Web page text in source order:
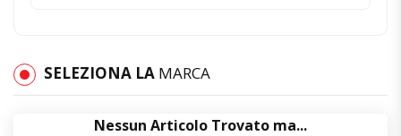
SELEZIONA LA MARCA
Nessun Articolo Trovato ma...